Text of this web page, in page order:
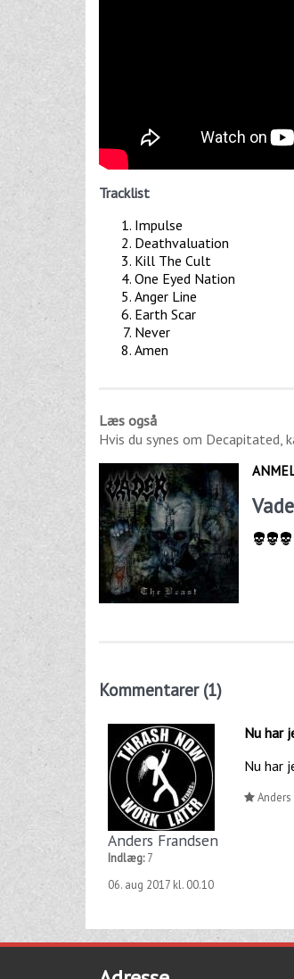
Tracklist
Impulse
Deathvaluation
Kill The Cult
One Eyed Nation
Anger Line
Earth Scar
Never
Amen
Læs også
Hvis du synes om Decapitated,
Kommentarer (1)
Anders Frandsen
Indlæg:7
06. aug 2017 kl. 00.10
Nu har
Nu har